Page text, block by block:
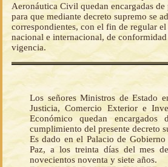
Aeronáutica Civil quedan encargadas
para que mediante decreto supremo se
correspondientes, con el fin de regular el
nacional e internacional, de
vigencia.
Los señores Ministros de Estado
Justicia, Comercio Exterior e
Económico quedan
cumplimiento del presente decreto
Es dado en el Palacio de
Paz, a los treinta días del mes
novecientos noventa y siete años.